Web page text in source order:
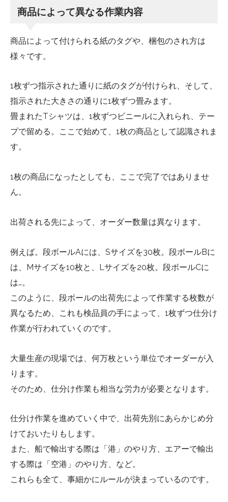
商品によって異なる作業内容
商品によって付けられる紙のタグや、梱包のされ方は
様々です。
1枚ずつ指示された通りに紙のタグが付けられ、そして、
指示された大きさの通りに1枚ずつ畳みます。
畳まれたTシャツは、1枚ずつビニールに入れられ、テー
プで留める。ここで始めて、1枚の商品として認識されま
す。
1枚の商品になったとしても、ここで完了ではありませ
ん。
出荷される先によって、オーダー数量は異なります。
例えば。段ボールAには、Sサイズを30枚。段ボールBに
は、Mサイズを10枚と、Lサイズを20枚。段ボールCに
は…。
このように、段ボールの出荷先によって作業する枚数が
異なるため、これも検品員の手によって、1枚ずつ仕分け
作業が行われていくのです。
大量生産の現場では、何万枚という単位でオーダーが入
ります。
そのため、仕分け作業も相当な労力が必要となります。
仕分け作業を進めていく中で、出荷先別にあらかじめ分
けておいたりもします。
また、船で輸出する際は「港」のやり方、エアーで輸出
する際は「空港」のやり方、など。
これらも全て、事細かにルールが決まっているのです。